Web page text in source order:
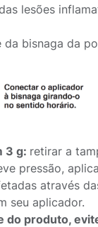
lesões
bisnaga da
3 g: retirar a
pressão,
através
seu aplicador.
do produto,